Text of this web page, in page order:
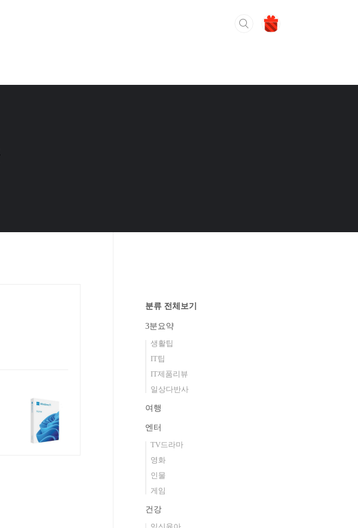
분류 전체보기
3분요약
생활팁
IT팁
IT제품리뷰
일상다반사
여행
엔터
TV드라마
영화
인물
게임
건강